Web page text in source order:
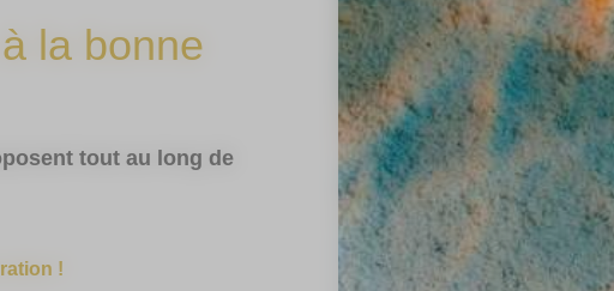
la bonne
tout au long de
!